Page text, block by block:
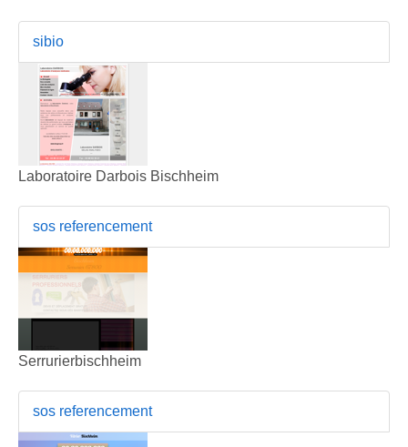
sibio
Laboratoire Darbois Bischheim
sos referencement
Serrurierbischheim
sos referencement